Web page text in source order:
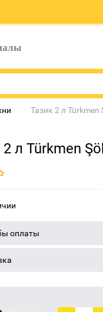
Тазик 2 л Türkmen
2 л Türkmen
оплаты